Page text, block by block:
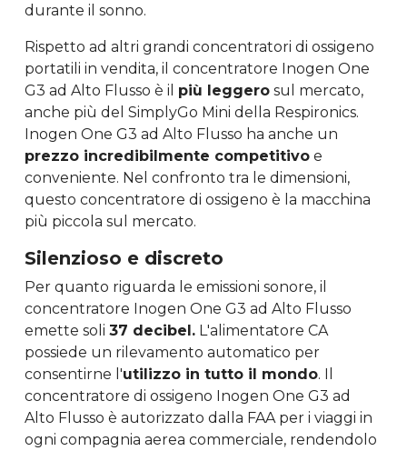
durante il sonno.
Rispetto ad altri grandi concentratori di ossigeno
portatili in vendita, il concentratore Inogen One
G3 ad Alto Flusso è il più leggero sul mercato,
anche più del SimplyGo Mini della Respironics.
Inogen One G3 ad Alto Flusso ha anche un
prezzo incredibilmente competitivo e
conveniente. Nel confronto tra le dimensioni,
questo concentratore di ossigeno è la macchina
più piccola sul mercato.
Silenzioso e discreto
Per quanto riguarda le emissioni sonore, il
concentratore Inogen One G3 ad Alto Flusso
emette soli 37 decibel. L'alimentatore CA
possiede un rilevamento automatico per
consentirne l'utilizzo in tutto il mondo. Il
concentratore di ossigeno Inogen One G3 ad
Alto Flusso è autorizzato dalla FAA per i viaggi in
ogni compagnia aerea commerciale, rendendolo